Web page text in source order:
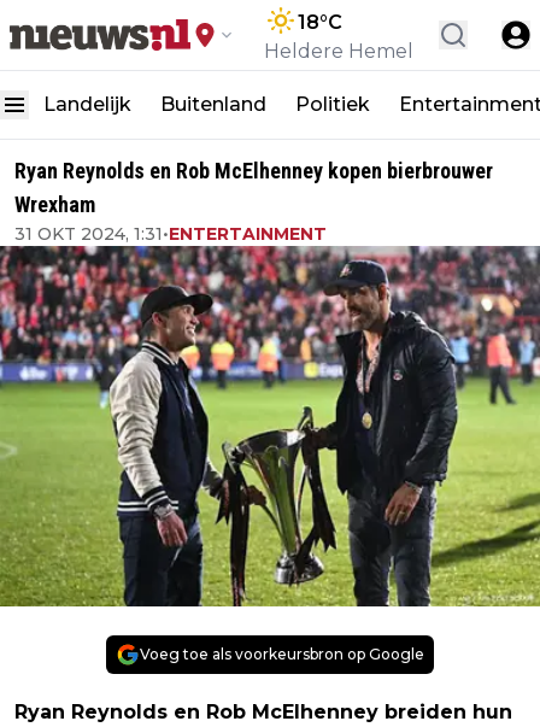
18°C
Heldere Hemel
Landelijk Buitenland Politiek
Ryan Reynolds en Rob McElhenney kopen bierbrouwer
Wrexham
31 OKT 2024, 1:31•ENTERTAINMENT
Voeg toe als voorkeursbron op Google
Ryan Reynolds en Rob McElhenney breiden hun